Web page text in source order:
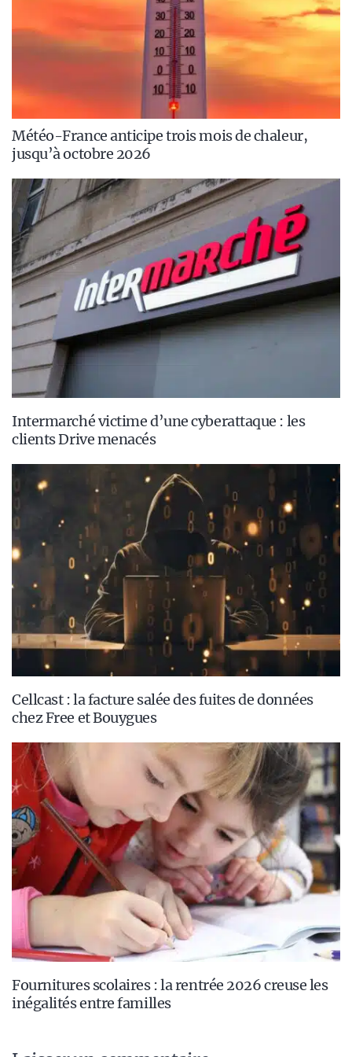
Météo-France anticipe trois mois de chaleur,
jusqu’à octobre 2026
Intermarché victime d’une cyberattaque : les
clients Drive menacés
Cellcast : la facture salée des fuites de données
chez Free et Bouygues
Fournitures scolaires : la rentrée 2026 creuse les
inégalités entre familles